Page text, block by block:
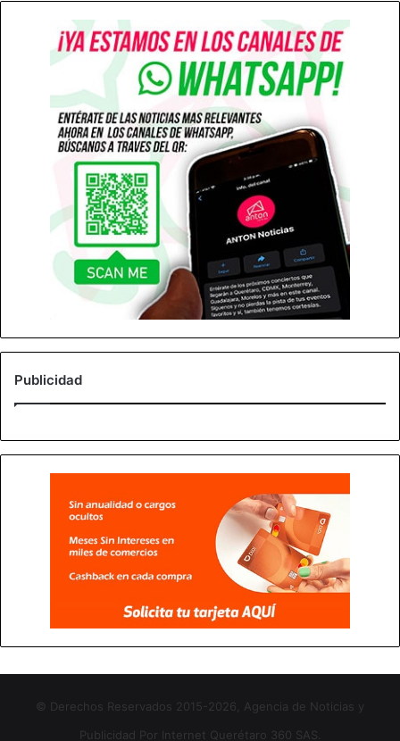
Publicidad
© Derechos Reservados 2015-2026, Agencia de Noticias y
Publicidad Por Internet Querétaro 360 SAS.